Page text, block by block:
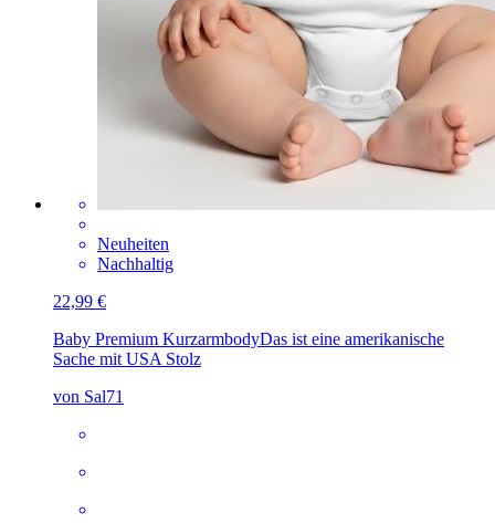
Neuheiten
Nachhaltig
22,99 €
Baby Premium KurzarmbodyDas ist eine amerikanische
Sache mit USA Stolz
von Sal71